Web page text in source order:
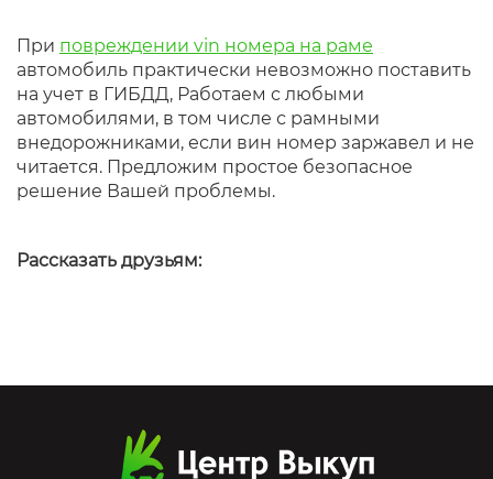
При повреждении vin номера на раме
автомобиль практически невозможно поставить
на учет в ГИБДД, Работаем с любыми
автомобилями, в том числе с рамными
внедорожниками, если вин номер заржавел и не
читается. Предложим простое безопасное
решение Вашей проблемы.
Рассказать друзьям: